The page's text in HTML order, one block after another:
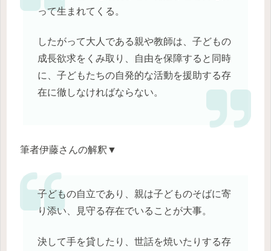
って生まれてくる。
したがって大人である親や教師は、子どもの
成長欲求をくみ取り、自由を保障すると同時
に、子どもたちの自発的な活動を援助する存
在に徹しなければならない。
筆者伊藤さんの解釈▼
子どもの自立であり、親は子どものそばに寄
り添い、見守る存在でいることが大事。
決して手を貸したり、世話を焼いたりする存